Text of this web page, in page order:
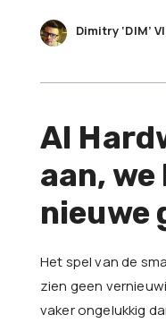
Dimitry ‘DIM’
AI
aan,
nieuwe
Het spel van de
zien geen
vaker ongelukkig